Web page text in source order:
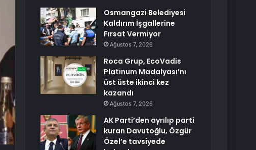
Osmangazi Belediyesi
Kaldırım İşgallerine
Fırsat Vermiyor
Ağustos 7, 2026
Roca Grup, EcoVadis
Platinum Madalyası’nı
üst üste ikinci kez
kazandı
Ağustos 7, 2026
AK Parti’den ayrılıp parti
kuran Davutoğlu, Özgür
Özel’e tavsiyede